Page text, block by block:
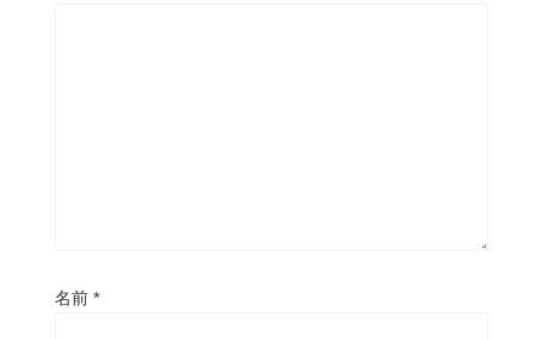
名前 *